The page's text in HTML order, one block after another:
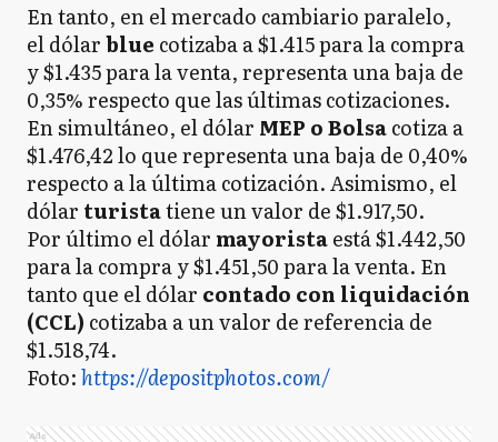
En tanto, en el mercado cambiario paralelo,
el dólarblue cotizaba a $1.415 para la compra
y $1.435 para la venta, representa una baja de
0,35% respecto que las últimas cotizaciones.
En simultáneo, el dólar MEP o Bolsacotiza a
$1.476,42 lo que representa una baja de 0,40%
respecto a la última cotización. Asimismo, el
dólar turistatiene un valor de $1.917,50.
Por último el dólar mayoristaestá $1.442,50
para la compra y $1.451,50 para la venta. En
tanto que el dólar contado con liquidación
(CCL) cotizaba a un valor de referencia de
$1.518,74.
Foto:https://depositphotos.com/
Ads